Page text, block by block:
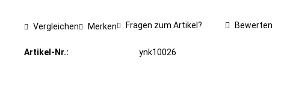
Vergleichen Merken Fragen zum Artikel? Bewerten
Artikel-Nr.: ynk10026